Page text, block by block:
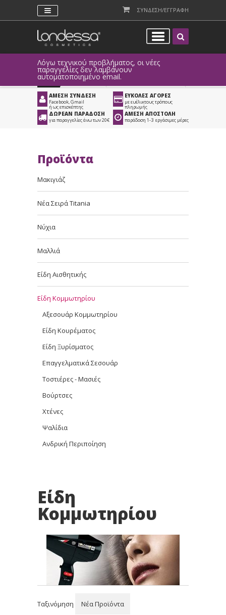
ΣΥΝΔΕΣΗ/ΕΓΓΡΑΦΗ
Λόγω τεχνικού προβλήματος, οι νέες
παραγγελίες δεν λαμβάνουν
αυτοματοποιημένο email.
Προϊόντα > Είδη Κομμωτηρίου
ΑΜΕΣΗ ΣΥΝΔΕΣΗ
Facebook, Gmail
ή ως επισκέπτης
ΕΥΚΟΛΕΣ ΑΓΟΡΕΣ
με ευέλικτους τρόπους
πληρωμής
ΔΩΡΕΑΝ ΠΑΡΑΔΟΣΗ
για παραγγελίες άνω των 20€
ΑΜΕΣΗ ΑΠΟΣΤΟΛΗ
παράδοση 1-3 εργάσιμες μέρες
Προϊόντα
Μακιγιάζ
Νέα Σειρά Titania
Νύχια
Μαλλιά
Είδη Αισθητικής
Είδη Κομμωτηρίου
Αξεσουάρ Κομμωτηρίου
Είδη Κουρέματος
Είδη Ξυρίσματος
Επαγγελματικά Σεσουάρ
Τοστιέρες - Μασιές
Βούρτσες
Χτένες
Ψαλίδια
Ανδρική Περιποίηση
Είδη
Κομμωτηρίου
Ταξινόμηση Νέα Προϊόντα